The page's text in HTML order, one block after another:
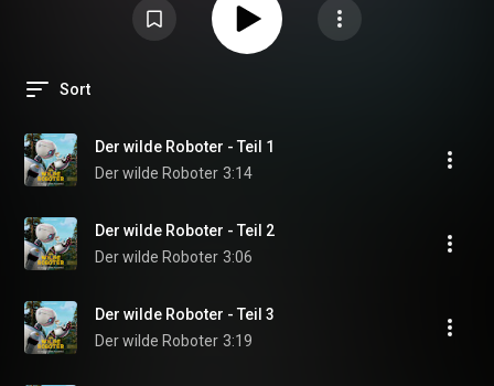
Sort
Der wilde Roboter - Teil 1
Der wilde Roboter 3:14
Der wilde Roboter - Teil 2
Der wilde Roboter 3:06
Der wilde Roboter - Teil 3
Der wilde Roboter 3:19